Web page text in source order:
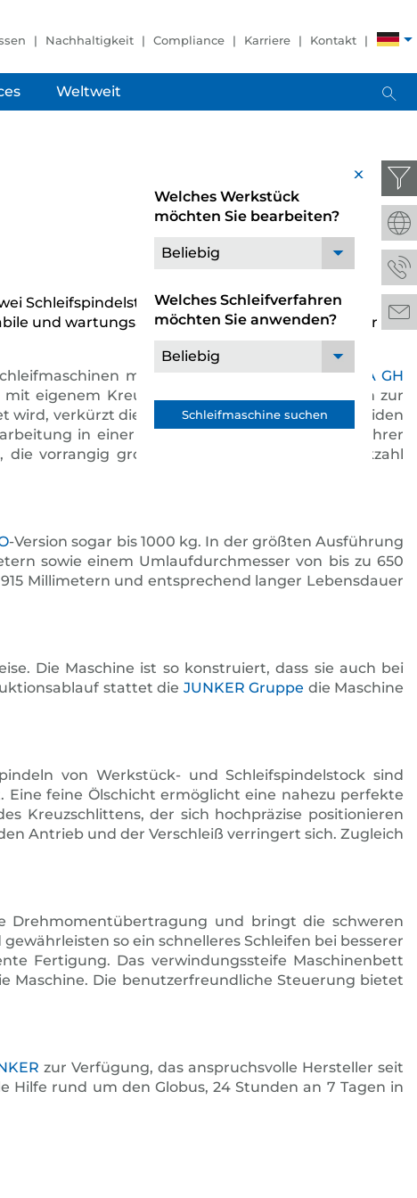
Nachhaltigkeit Compliance Karriere Kontakt
Weltweit
x
Welches Werkstück
möchten Sie bearbeiten?
Beliebig
Welches Schleifverfahren
möchten Sie anwenden?
Beliebig
Schleifmaschine suchen
Schleifspindelstöcken große Werkstücke wie
und wartungsarme Maschine auch sehr gut für die
mit Korund. Die neue
NUMERIKA GH
eigenem Kreuzschlitten verfügt. Im Vergleich zur
wird, verkürzt die synchrone Bearbeitung von beiden
in einer Einspannung die Qualität. Mit ihrer
vorrangig große Werkstücke in hoher Stückzahl
-Version sogar bis 1000 kg. In der größten Ausführung
sowie einem Umlaufdurchmesser von bis zu 650
Millimetern und entsprechend langer Lebensdauer
Die Maschine ist so konstruiert, dass sie auch bei
stattet die JUNKER Gruppe die Maschine
von Werkstück- und Schleifspindelstock sind
feine Ölschicht ermöglicht eine nahezu perfekte
Kreuzschlittens, der sich hochpräzise positionieren
Antrieb und der Verschleiß verringert sich. Zugleich
Drehmomentübertragung und bringt die schweren
so ein schnelleres Schleifen bei besserer
Fertigung. Das verwindungssteife Maschinenbett
Maschine. Die benutzerfreundliche Steuerung bietet
zur Verfügung, das anspruchsvolle Hersteller seit
rund um den Globus, 24 Stunden an 7 Tagen in